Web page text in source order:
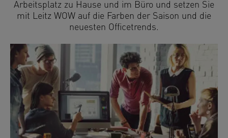
Arbeitsplatz zu Hause und im Büro und setzen Sie
mit Leitz WOW auf die Farben der Saison und die
neuesten Officetrends.